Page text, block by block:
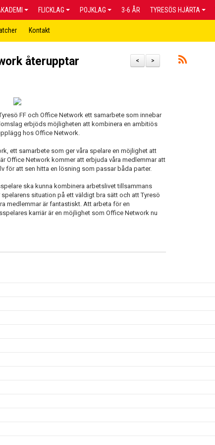
FLICKLAG POJKLAG 3-6 ÅR TYRESÖS HJÄRTA
Kontakt
>
<
återupptar
FF och Office Network ett samarbete som innebar
erbjöds möjligheten att kombinera en ambitiös
hos Office Network.
ett samarbete som ger våra spelare en möjlighet att
Office Network kommer att erbjuda våra medlemmar att
för att sen hitta en lösning som passar båda parter.
ska kunna kombinera arbetslivet tillsammans
situation på ett väldigt bra sätt och att Tyresö
medlemmar är fantastiskt. Att arbeta för en
karriär är en möjlighet som Office Network nu